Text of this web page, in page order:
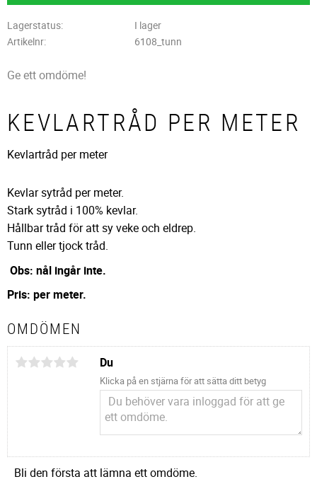
Lagerstatus
I lager
Artikelnr
6108_tunn
Ge ett omdöme!
KEVLARTRÅD PER METER
Kevlartråd per meter
Kevlar sytråd per meter.
Stark sytråd i 100% kevlar.
Hållbar tråd för att sy veke och eldrep.
Tunn eller tjock tråd.
Obs: nål ingår inte.
Pris: per meter.
OMDÖMEN
Du
Klicka på en stjärna för att sätta ditt betyg
Bli den första att lämna ett omdöme.